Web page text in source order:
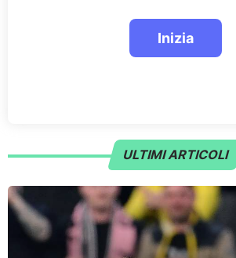
ULTIMI ARTICOLI